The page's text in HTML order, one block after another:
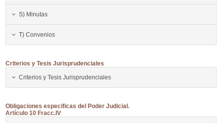
S) Minutas
T) Convenios
Criterios y Tesis Jurisprudenciales
Criterios y Tesis Jurisprudenciales
Obligaciones especificas del Poder Judicial.
Artículo 10 Fracc.IV